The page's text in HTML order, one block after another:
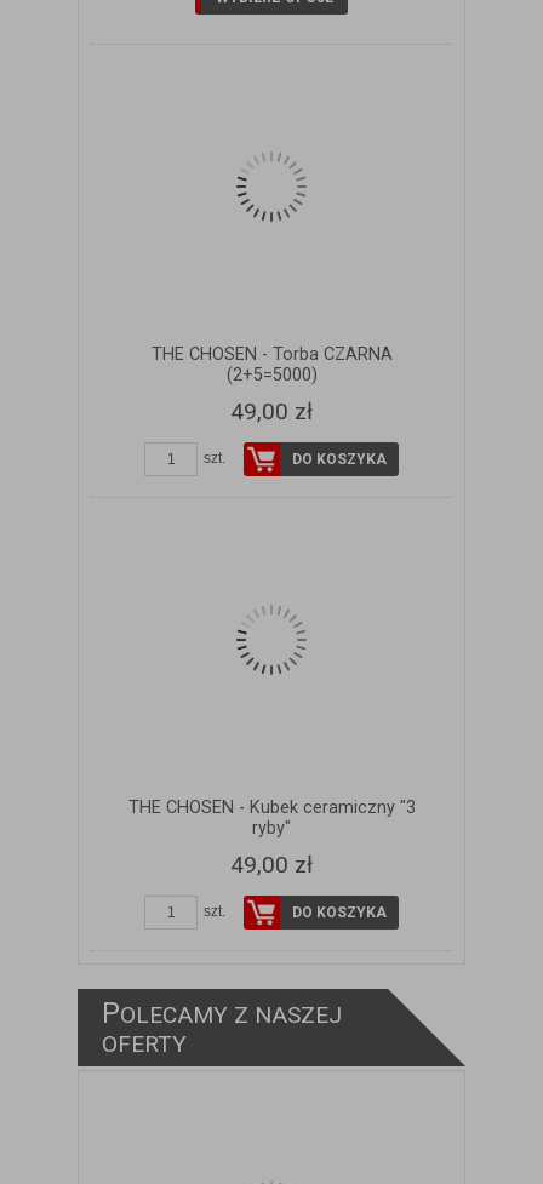
THE CHOSEN - Torba CZARNA
(2+5=5000)
49,00 zł
szt. DO KOSZYKA
THE CHOSEN - Kubek ceramiczny "3
ryby"
49,00 zł
szt. DO KOSZYKA
POLECAMY Z NASZEJ
OFERTY
ZOBACZ SZCZEGÓŁY